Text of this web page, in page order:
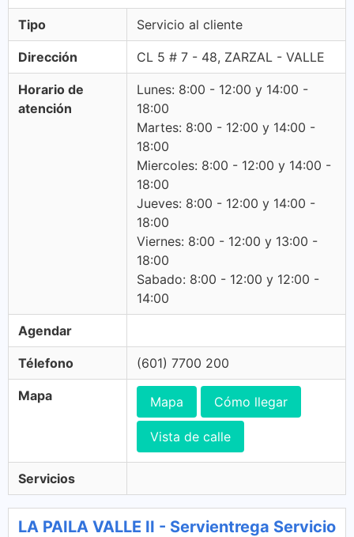
Tipo Servicio al cliente
Dirección CL 5 # 7 - 48, ZARZAL - VALLE
Horario de
atención
Lunes: 8:00 - 12:00 y 14:00 -
18:00
Martes: 8:00 - 12:00 y 14:00 -
18:00
Miercoles: 8:00 - 12:00 y 14:00 -
18:00
Jueves: 8:00 - 12:00 y 14:00 -
18:00
Viernes: 8:00 - 12:00 y 13:00 -
18:00
Sabado: 8:00 - 12:00 y 12:00 -
14:00
Agendar
Télefono (601) 7700 200
Mapa Mapa Cómo llegar
Vista de calle
Servicios
LA PAILA VALLE II - Servientrega Servicio